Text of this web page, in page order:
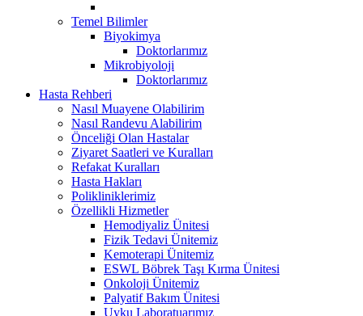
Temel Bilimler
Biyokimya
Doktorlarımız
Mikrobiyoloji
Doktorlarımız
Hasta Rehberi
Nasıl Muayene Olabilirim
Nasıl Randevu Alabilirim
Önceliği Olan Hastalar
Ziyaret Saatleri ve Kuralları
Refakat Kuralları
Hasta Hakları
Polikliniklerimiz
Özellikli Hizmetler
Hemodiyaliz Ünitesi
Fizik Tedavi Ünitemiz
Kemoterapi Ünitemiz
ESWL Böbrek Taşı Kırma Ünitesi
Onkoloji Ünitemiz
Palyatif Bakım Ünitesi
Uyku Laboratuarımız